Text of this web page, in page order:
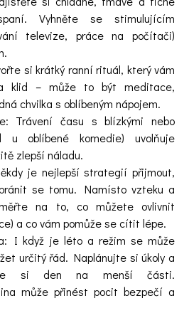
Vyhněte se stimulujícím
televize, práce na počítači)
si krátký ranní rituál, který vám
klid – může to být meditace,
chvilka s oblíbeným nápojem.
Trávení času s blízkými nebo
u oblíbené komedie) uvolňuje
zlepší náladu.
je nejlepší strategií přijmout,
se tomu. Namísto vzteku a
na to, co můžete ovlivnit
a co vám pomůže se cítit lépe.
I když je léto a režim se může
určitý řád. Naplánujte si úkoly a
si den na menší části.
může přinést pocit bezpečí a